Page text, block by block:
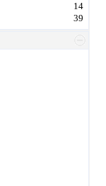
14
39